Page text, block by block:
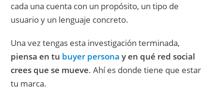
cada una cuenta con un propósito, un tipo de
usuario y un lenguaje concreto.
Una vez tengas esta investigación terminada,
piensa en tu buyer persona y en qué red social
crees que se mueve. Ahí es donde tiene que estar
tu marca.